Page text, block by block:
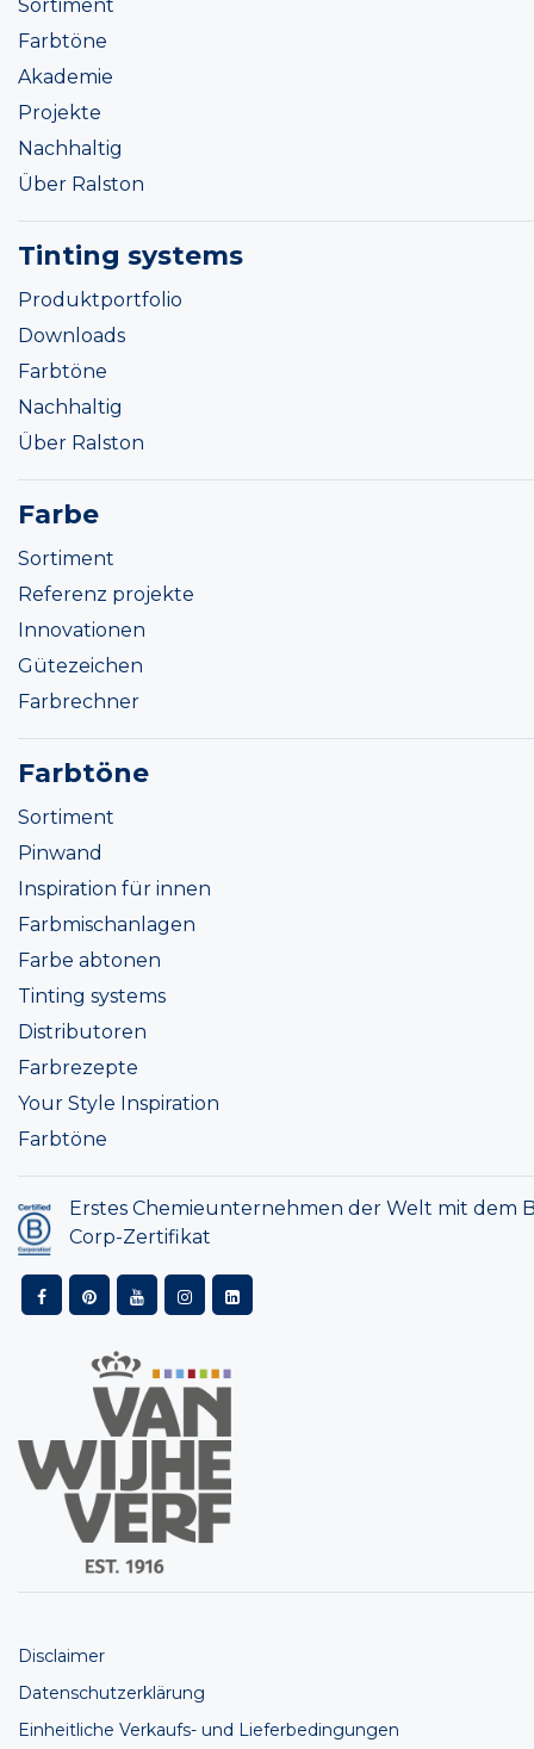
Sortiment
Farbtöne
Akademie
Projekte
Nachhaltig
Über Ralston
Tinting systems
Produktportfolio
Downloads
Farbtöne
Nachhaltig
Über Ralston
Farbe
Sortiment
Referenz projekte
Innovationen
Gütezeichen
Farbrechner
Farbtöne
Sortiment
Pinwand
Inspiration für innen
Farbmischanlagen
Farbe abtonen
Tinting systems
Distributoren
Farbrezepte
Your Style Inspiration
Farbtöne
Erstes Chemieunternehmen der Welt mit dem
Corp-Zertifikat
Disclaimer
Datenschutzerklärung
Einheitliche Verkaufs- und Lieferbedingungen